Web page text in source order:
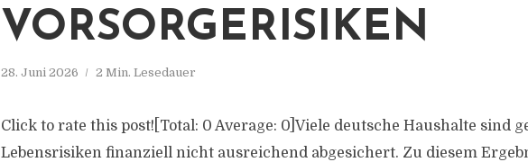
VORSORGERISIKEN
28. Juni 2026 2 Min. Lesedauer
Click to rate this post![Total: 0 Average: 0]Viele deutsche Haushalte sind
Lebensrisiken finanziell nicht ausreichend abgesichert. Zu diesem